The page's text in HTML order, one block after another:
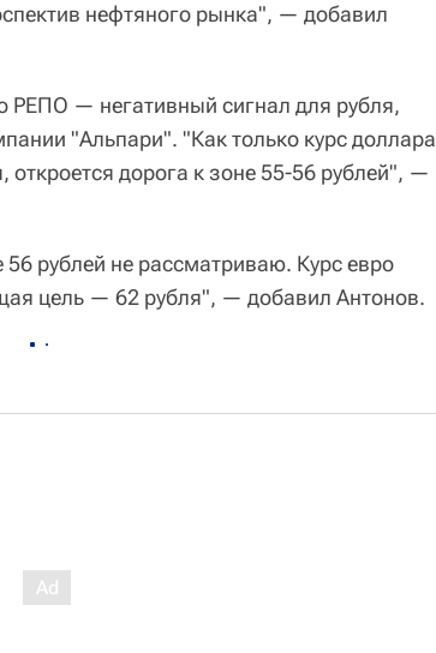
нефтяного рынка", — добавил
РЕПО — негативный сигнал для рубля,
"Альпари". "Как только курс доллара
откроется дорога к зоне 55-56 рублей", —
рублей не рассматриваю. Курс евро
цель — 62 рубля", — добавил Антонов.